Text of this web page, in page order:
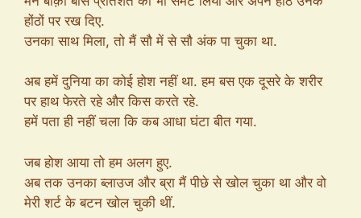
होंठों पर रख दिए.
उनका साथ मिला, तो मैं सौ में से सौ अंक पा चुका था.
अब हमें दुनिया का कोई होश नहीं था. हम बस एक दूसरे के शरीर
पर हाथ फेरते रहे और किस करते रहे.
हमें पता ही नहीं चला कि कब आधा घंटा बीत गया.
जब होश आया तो हम अलग हुए.
अब तक उनका ब्लाउज और ब्रा मैं पीछे से खोल चुका था और वो
मेरी शर्ट के बटन खोल चुकी थीं.